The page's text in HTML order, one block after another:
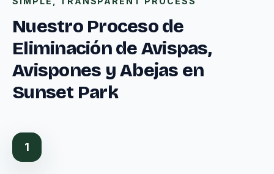
Nuestro Proceso de
Eliminación de Avispas,
Avispones y Abejas en
Sunset Park
1